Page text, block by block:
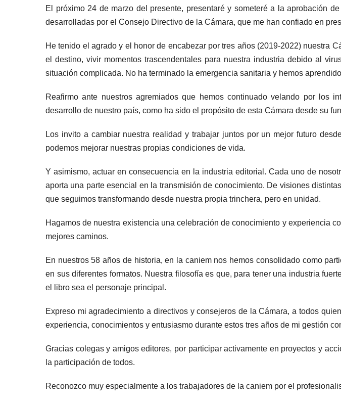
El próximo 24 de marzo del presente, presentaré y someteré a la aprobación
desarrolladas por el Consejo Directivo de la Cámara, que me han confiado en
He tenido el agrado y el honor de encabezar por tres años (2019-2022) nuestra
el destino, vivir momentos trascendentales para nuestra industria debido al
situación complicada. No ha terminado la emergencia sanitaria y hemos
Reafirmo ante nuestros agremiados que hemos continuado velando por los
desarrollo de nuestro país, como ha sido el propósito de esta Cámara desde su
Los invito a cambiar nuestra realidad y trabajar juntos por un mejor futuro
podemos mejorar nuestras propias condiciones de vida.
Y asimismo, actuar en consecuencia en la industria editorial. Cada uno de
aporta una parte esencial en la transmisión de conocimiento. De visiones
que seguimos transformando desde nuestra propia trinchera, pero en unidad.
Hagamos de nuestra existencia una celebración de conocimiento y experiencia
mejores caminos.
En nuestros 58 años de historia, en la caniem nos hemos consolidado como
en sus diferentes formatos. Nuestra filosofía es que, para tener una industria
el libro sea el personaje principal.
Expreso mi agradecimiento a directivos y consejeros de la Cámara, a todos
experiencia, conocimientos y entusiasmo durante estos tres años de mi gestión
Gracias colegas y amigos editores, por participar activamente en proyectos y
la participación de todos.
Reconozco muy especialmente a los trabajadores de la caniem por el